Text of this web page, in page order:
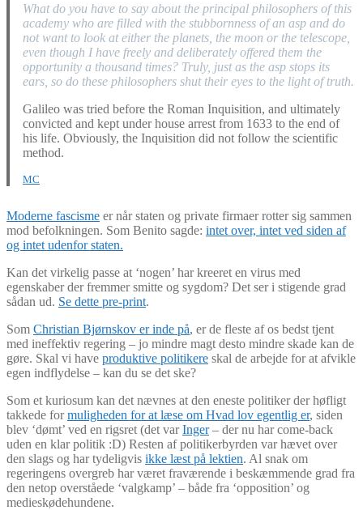
What do you have to say about the principal philosophers of this
academy who are filled with the stubbornness of an asp and do
not want to look at either the planets, the moon or the telescope,
even though I have freely and deliberately offered them the
opportunity a thousand times? Truly, just as the asp stops its
ears, so do these philosophers shut their eyes to the light of truth.
Galileo was tried before the Roman Inquisition, and ultimately
convicted and kept under house arrest from 1633 to the end of
his life. Obviously, the Inquisition did not follow the scientific
method.
MC
Moderne fascisme er når staten og private firmaer rotter sig sammen
mod befolkningen. Som Benito sagde: intet over, intet ved siden af
og intet udenfor staten.
Kan det virkelig passe at ‘nogen’ har kreeret en virus med
egenskaber der fremmer smitte og sygdom? Det ser i stigende grad
sådan ud. Se dette pre-print.
Som Christian Bjørnskov er inde på, er de fleste af os bedst tjent
med ineffektiv regering – jo mindre magt desto mindre skade kan de
gøre. Skal vi have produktive politikere skal de arbejde for at afvikle
egen indflydelse – kan du se det ske?
Som et kuriosum kan det nævnes at den eneste politiker der høfligt
takkede formuligheden for at læse om Hvad lov egentlig er, siden
blev ‘dømt’ ved en rigsret (det varInger– der nu har come-back
uden en klar politik :D) Resten af politikerbyrden var hævet over
den slags og har tydeligvis ikke læst på lektien. Al snak om
regeringens overgreb har været fraværende i beskæmmende grad fra
den netop overståede ‘valgkamp’ – både fra ‘opposition’ og
medieskødehundene.